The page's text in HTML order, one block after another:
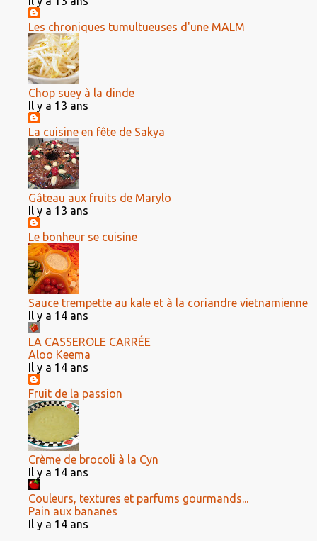
Les chroniques tumultueuses d'une MALM
Chop suey à la dinde
Il y a 13 ans
La cuisine en fête de Sakya
Gâteau aux fruits de Marylo
Il y a 13 ans
Le bonheur se cuisine
Sauce trempette au kale et à la coriandre vietnamienne
Il y a 14 ans
LA CASSEROLE CARRÉE
Aloo Keema
Il y a 14 ans
Fruit de la passion
Crème de brocoli à la Cyn
Il y a 14 ans
Couleurs, textures et parfums gourmands...
Pain aux bananes
Il y a 14 ans